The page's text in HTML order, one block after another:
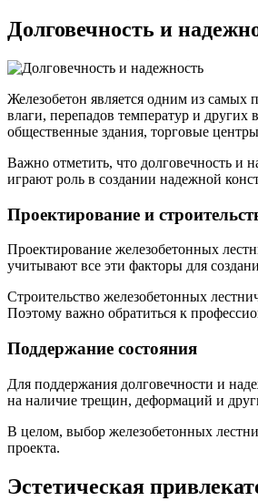
Долговечность и
Железобетон является одним из самых
влаги, перепадов температур и
общественные здания, торговые
Важно отметить, что долговечность и
играют роль в создании надежной
Проектирование и
Проектирование железобетонных
учитывают все эти факторы для
Строительство железобетонных
Поэтому важно обратиться к
Поддержание состояния
Для поддержания долговечности и
на наличие трещин, деформаций и
В целом, выбор железобетонных
проекта.
Эстетическая